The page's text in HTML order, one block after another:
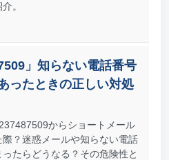
。
」知らない電話番号
ったときの正しい対処
からショートメール
？迷惑メールや知らない電話
たらどうなる？その危険性と